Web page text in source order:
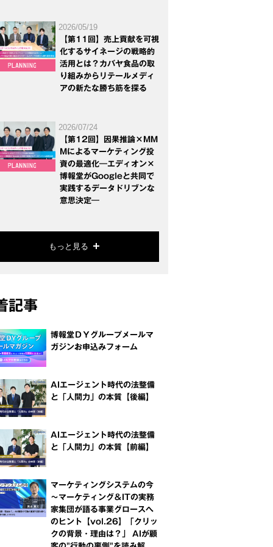
2026/05/19
【第11回】売上貢献を可視
化するサイネージの戦略的
活用とは？カバヤ食品の取
り組みからリテールメディ
アの新たな勝ち筋を探る
2026/07/24
【第12回】因果推論×MM
Mによるマーケティング投
資の最適化―エディオン×
博報堂がGoogleと共同で
実践するデータドリブンな
意思決定―
もっと見る
記事
博報堂ＤＹグループメールマ
ガジンお申込みフォーム
AIエージェント時代の法整備
と「人間力」の本質【後編】
AIエージェント時代の法整備
と「人間力」の本質【前編】
マーケティングシステムの今
～マーケティング＆ITの実務
家集団が語る事業グロースへ
のヒント【vol.26】「クリッ
クの背景・理由は？」 AIが顧